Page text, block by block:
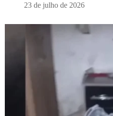
23 de julho de 2026